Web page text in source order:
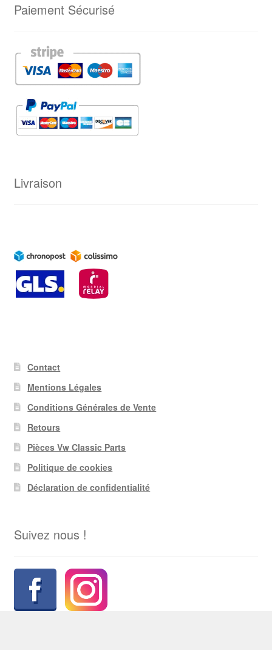
Paiement Sécurisé
Livraison
Contact
Mentions Légales
Conditions Générales de Vente
Retours
Pièces Vw Classic Parts
Politique de cookies
Déclaration de confidentialité
Suivez nous !